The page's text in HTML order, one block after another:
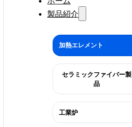
製品紹介
加熱エレメント
セラミックファイバー製
品
工業炉